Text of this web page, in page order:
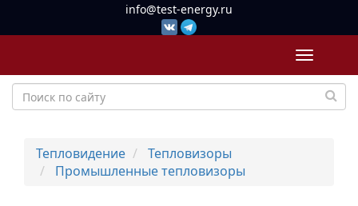
info@test-energy.ru
Toggle
Тепловидение
Тепловизоры
Промышленные тепловизоры